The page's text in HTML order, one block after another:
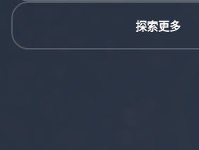
探索更多